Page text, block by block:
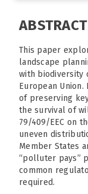
ABSTRACT
This paper
landscape
with biodiversity
European
of preserving
the survival of
79/409/EEC on
uneven
Member States
“polluter pays”
common
required.